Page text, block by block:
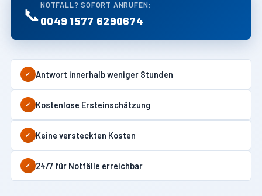
📞 NOTFALL? SOFORT ANRUFEN:
0049 1577 6290674
✓ Antwort innerhalb weniger Stunden
✓ Kostenlose Ersteinschätzung
✓ Keine versteckten Kosten
✓ 24/7 für Notfälle erreichbar